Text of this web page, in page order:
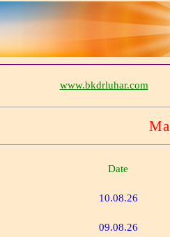
www.bkdrluhar.com
Date
10.08.26
09.08.26